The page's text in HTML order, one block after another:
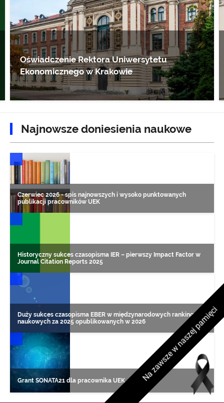
Oświadczenie Rektora Uniwersytetu
Ekonomicznego w Krakowie
Najnowsze doniesienia naukowe
DONIESIENIA NAUKOWE
Czerwiec 2026 - spis najnowszych i wysoko punktowanych
publikacji pracowników UEK
Historyczny sukces czasopisma IER – pierwszy Impact Factor w
Journal Citation Reports 2025
DONIESIENIA NAUKOWE
Duży sukces czasopisma EBER w międzynarodowych rankingach
naukowych za 2025 opublikowanych w 2026
DONIESIENIA NAUKOWE
Grant SONATA21 dla pracownika UEKNa zawsze w naszej pamięci